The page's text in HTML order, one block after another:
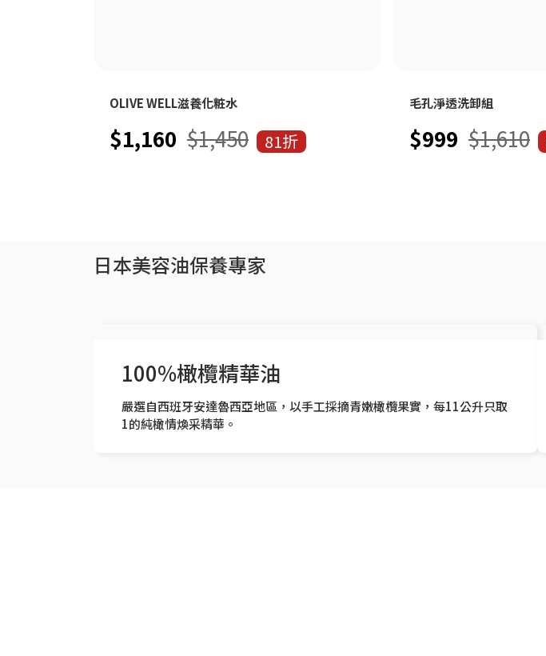
OLIVE WELL滋養化粧水
$1,160 $1,450 81折
毛孔淨透洗卸組
$999 $1,610
日本美容油保養專家
100%橄欖精華油
嚴選自西班牙安達魯西亞地區，以手工採摘青嫩橄欖果實，每11公升只取
1的純橄情煥采精華。